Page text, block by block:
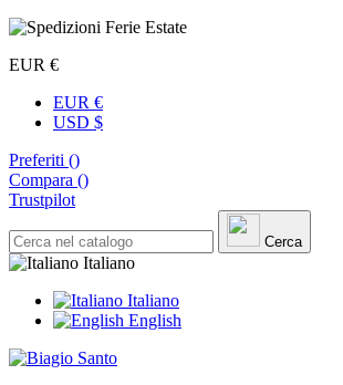
EUR €
EUR €
USD $
Preferiti ()
Compara ()
Trustpilot
Cerca
Italiano
Italiano
English